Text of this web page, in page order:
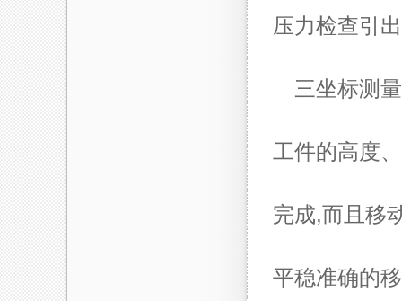
压力检查引
三坐标测
工件的高度
完成,而且移
平稳准确的